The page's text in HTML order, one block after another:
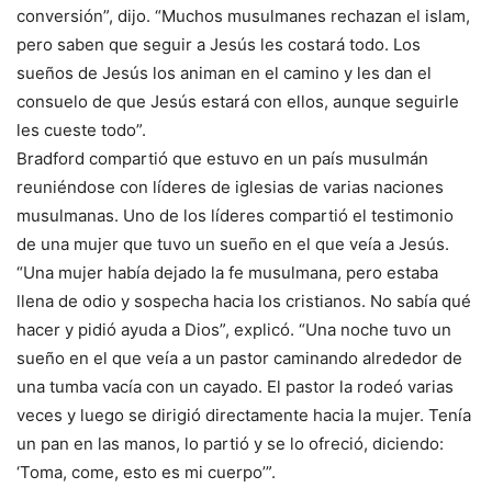
conversión”, dijo. “Muchos musulmanes rechazan el islam,
pero saben que seguir a Jesús les costará todo. Los
sueños de Jesús los animan en el camino y les dan el
consuelo de que Jesús estará con ellos, aunque seguirle
les cueste todo”.
Bradford compartió que estuvo en un país musulmán
reuniéndose con líderes de iglesias de varias naciones
musulmanas. Uno de los líderes compartió el testimonio
de una mujer que tuvo un sueño en el que veía a Jesús.
“Una mujer había dejado la fe musulmana, pero estaba
llena de odio y sospecha hacia los cristianos. No sabía qué
hacer y pidió ayuda a Dios”, explicó. “Una noche tuvo un
sueño en el que veía a un pastor caminando alrededor de
una tumba vacía con un cayado. El pastor la rodeó varias
veces y luego se dirigió directamente hacia la mujer. Tenía
un pan en las manos, lo partió y se lo ofreció, diciendo:
‘Toma, come, esto es mi cuerpo’”.